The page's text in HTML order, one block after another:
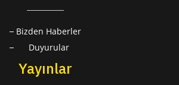
Bizden Haberler
Duyurular
Yayınlar